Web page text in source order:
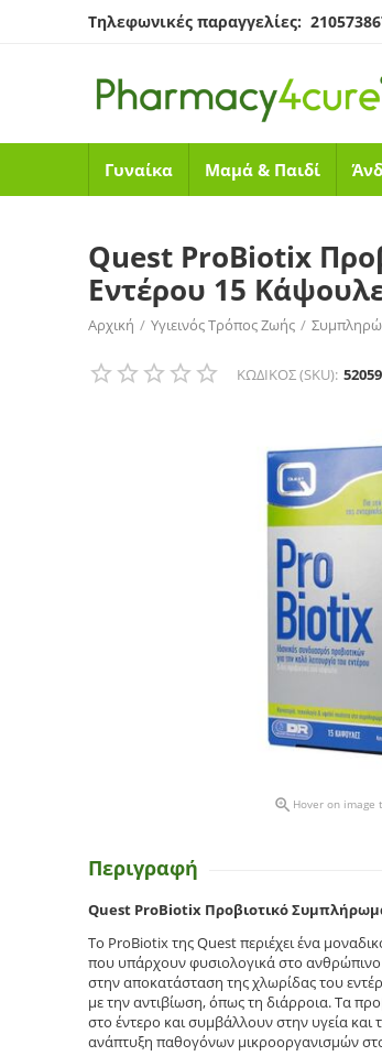
Τηλεφωνικές παραγγελίες:
Γυναίκα Μαμά & Παιδί
Quest ProBiotix
Εντέρου 15
Αρχική / Υγιεινός Τρόπος Ζωής /
Quest ProBiotix Προβιοτικό Συμπλήρωμα
ΚΩΔΙΚΟΣ (SKU):
 Hover on image
Περιγραφή
Quest ProBiotix Προβιοτικό
Το ProBiotix της Quest περιέχει ένα
που υπάρχουν φυσιολογικά στο
στην αποκατάσταση της χλωρίδας του
με την αντιβίωση, όπως τη διάρροια. Τα
στο έντερο και συμβάλλουν στην υγεία
ανάπτυξη παθογόνων μικροοργανισμών